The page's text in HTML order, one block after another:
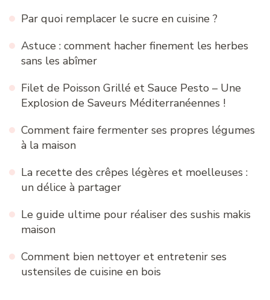
Par quoi remplacer le sucre en cuisine ?
Astuce : comment hacher finement les herbes
sans les abîmer
Filet de Poisson Grillé et Sauce Pesto – Une
Explosion de Saveurs Méditerranéennes !
Comment faire fermenter ses propres légumes
à la maison
La recette des crêpes légères et moelleuses :
un délice à partager
Le guide ultime pour réaliser des sushis makis
maison
Comment bien nettoyer et entretenir ses
ustensiles de cuisine en bois